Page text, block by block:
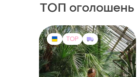
ТОП оголошень
TOP